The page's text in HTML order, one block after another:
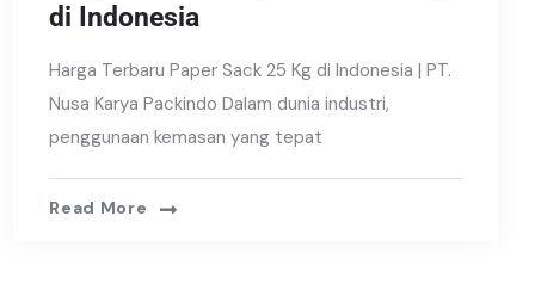
di Indonesia
Harga Terbaru Paper Sack 25 Kg di Indonesia | PT.
Nusa Karya Packindo Dalam dunia industri,
penggunaan kemasan yang tepat
Read More